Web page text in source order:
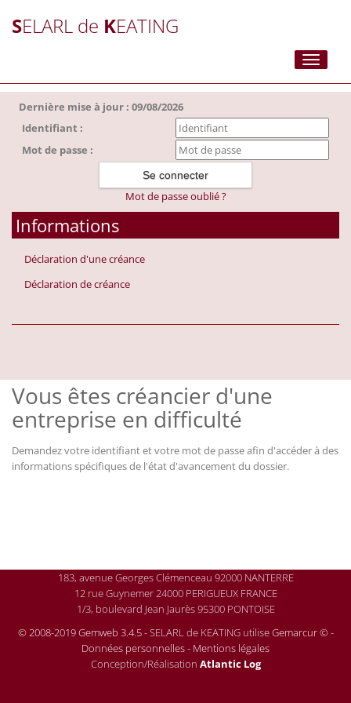
SELARL de KEATING
Toggle
Dernière mise à jour : 09/08/2026
Identifiant :
Mot de passe :
Mot de passe oublié ?
Informations
Déclaration d'une créance
Déclaration de créance
Vous êtes créancier d'une
entreprise en difficulté
Demandez votre identifiant et votre mot de passe afin d'accéder à des
informations spécifiques de l'état d'avancement du dossier.
183, avenue Georges Clémenceau 92000 NANTERRE
12 rue Guynemer 24000 PERIGUEUX FRANCE
1/3, boulevard Jean Jaurès 95300 PONTOISE
© 2008-2019 Gemweb 3.4.5- SELARL de KEATING utiliseGemarcur ©-
Données personnelles- Mentions légales
Conception/Réalisation Atlantic Log